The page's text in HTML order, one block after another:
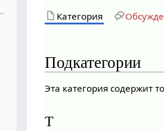
Категория
Подкатегории
Эта категория содержит
Т